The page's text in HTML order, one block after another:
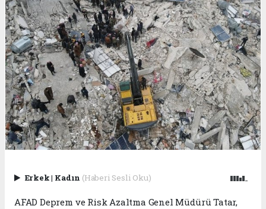
Erkek| Kadın (Haberi Sesli Oku)
AFAD Deprem ve Risk Azaltma Genel Müdürü Tatar,